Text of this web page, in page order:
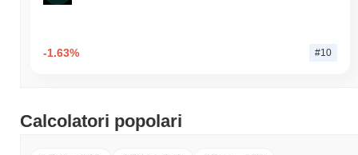
-1.63% #10
Calcolatori popolari